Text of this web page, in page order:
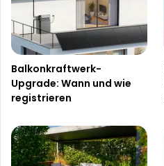
Balkonkraftwerk-
Upgrade: Wann und wie
registrieren